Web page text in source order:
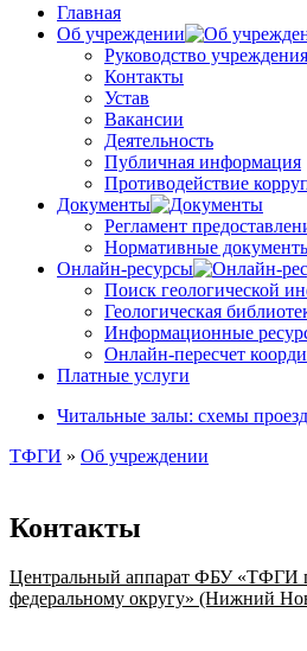
Главная
Об учреждении
Руководство учреждения
Контакты
Устав
Вакансии
Деятельность
Публичная информация
Противодействие
Документы
Регламент
Нормативные
Онлайн-ресурсы
Поиск геологической
Геологическая
Информационные
Онлайн-пересчет
Платные услуги
Читальные залы: схемы
ТФГИ » Об учреждении
Контакты
Центральный аппарат ФБУ «ТФГИ
федеральному округу» (Нижний